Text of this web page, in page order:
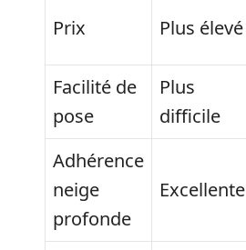
Prix Plus élevé
Facilité de
pose
Plus
difficile
Adhérence
neige
profonde
Excellente